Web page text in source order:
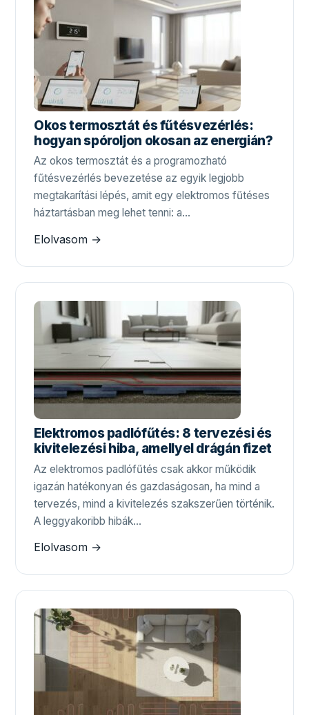
Okos termosztát és fűtésvezérlés:
hogyan spóroljon okosan az energián?
Az okos termosztát és a programozható
fűtésvezérlés bevezetése az egyik legjobb
megtakarítási lépés, amit egy elektromos fűtéses
háztartásban meg lehet tenni: a…
Elolvasom →
Elektromos padlófűtés: 8 tervezési és
kivitelezési hiba, amellyel drágán fizet
Az elektromos padlófűtés csak akkor működik
igazán hatékonyan és gazdaságosan, ha mind a
tervezés, mind a kivitelezés szakszerűen történik.
A leggyakoribb hibák…
Elolvasom →